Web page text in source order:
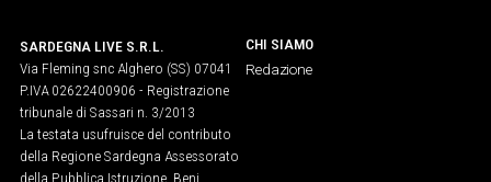
SARDEGNA LIVE S.R.L.
Via Fleming snc Alghero (SS) 07041
P.IVA 02622400906 - Registrazione
tribunale di Sassari n. 3/2013
La testata usufruisce del contributo
della Regione Sardegna Assessorato
della Pubblica Istruzione, Beni
CHI SIAMO
Redazione